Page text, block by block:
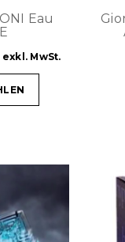
Eau
exkl. MwSt.